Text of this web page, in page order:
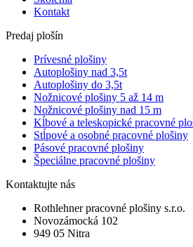
Kontakt
Predaj plošín
Prívesné plošiny
Autoplošiny nad 3,5t
Autoplošiny do 3,5t
Nožnicové plošiny 5 až 14 m
Nožnicové plošiny nad 15 m
Kĺbové a teleskopické pracovné
Stĺpové a osobné pracovné plošiny
Pásové pracovné plošiny
Špeciálne pracovné plošiny
Kontaktujte nás
Rothlehner pracovné plošiny s.r.o.
Novozámocká 102
949 05 Nitra